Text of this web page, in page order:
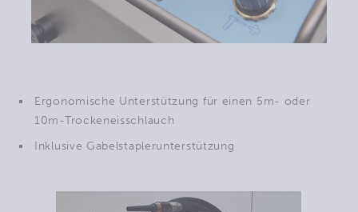
Ergonomische Unterstützung für einen 5m- oder
10m-Trockeneisschlauch
Inklusive Gabelstaplerunterstützung